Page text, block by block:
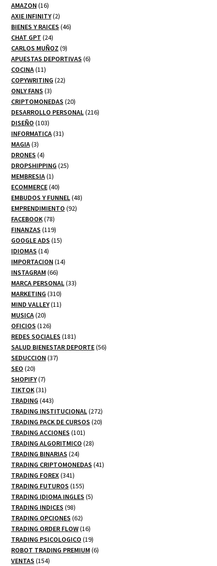
AMAZON 1616
productos
AXIE INFINITY 22
productos
BIENES Y RAICES 4646
CHAT GPT 2424
productos
CARLOS MUÑOZ 99
productos
APUESTAS DEPORTIVAS 66
COCINA 1111
productos
COPYWRITING 2222
ONLY FANS 33
productos
CRIPTOMONEDAS 2020
productos
DESARROLLO PERSONAL 216216
DISEÑO 103103
productos
INFORMATICA 3131
MAGIA 33
productos
DRONES 44
productos
DROPSHIPPING 2525
MEMBRESIA 11
producto
ECOMMERCE 4040
productos
EMBUDOS Y FUNNEL 4848
EMPRENDIMIENTO 9292
FACEBOOK 7878
productos
FINANZAS 119119
productos
GOOGLE ADS 1515
IDIOMAS 1414
productos
IMPORTACION 1414
INSTAGRAM 6666
productos
MARCA PERSONAL 3333
MARKETING 310310
productos
MIND VALLEY 1111
MUSICA 2020
productos
OFICIOS 126126
productos
REDES SOCIALES 181181
productos
SALUD BIENESTAR DEPORTE 5656
SEDUCCION 3737
SEO 2020
productos
SHOPIFY 77
productos
TIKTOK 3131
productos
TRADING 443443
productos
TRADING INSTITUCIONAL 272272
productos
TRADING PACK DE CURSOS 2020
TRADING ACCIONES 101101
productos
TRADING ALGORITMICO 2828
TRADING BINARIAS 2424
productos
TRADING CRIPTOMONEDAS 4141
TRADING FOREX 341341
productos
TRADING FUTUROS 155155
productos
TRADING IDIOMA INGLES 55
TRADING INDICES 9898
productos
TRADING OPCIONES 6262
productos
TRADING ORDER FLOW 1616
productos
TRADING PSICOLOGICO 1919
productos
ROBOT TRADING PREMIUM 66
VENTAS 154154